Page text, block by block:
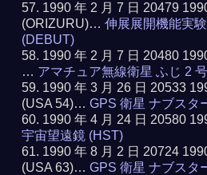
1990 年 2 月 7 日 20479
(ORIZURU)…伸展展開機能実
(DEBUT)
1990 年 2 月 7 日 20480
… アマチュア無線衛星 ふじ 2
1990 年 3 月 26 日 20533
(USA 54)…GPS 衛星 ナブスタ
1990 年 4 月 24 日 20580
宇宙望遠鏡 (HST)
1990 年 8 月 2 日 20724
(USA 63)…GPS 衛星 ナブスタ